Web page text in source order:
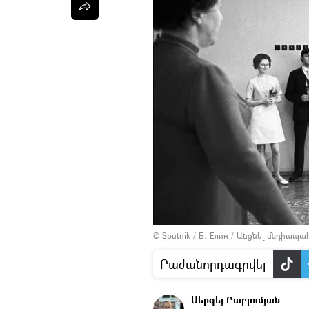
© Sputnik / Б. Елин / Անցնել
Բաժանորդագրվել
Սերգեյ Բաբլումյան